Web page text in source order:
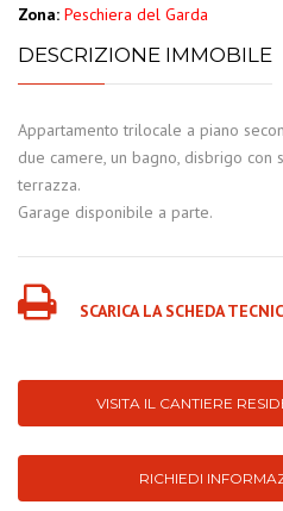
Zona: Peschiera del Garda
DESCRIZIONE IMMOBILE
Appartamento trilocale a piano
due camere, un bagno, disbrigo con
terrazza.
Garage disponibile a parte.
SCARICA LA SCHEDA
VISITA IL CANTIERE
RICHIEDI